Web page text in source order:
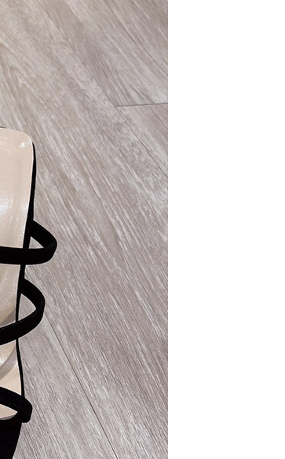
support/home
公司提供之「AFTEE先享後付」服務完成之
內提供個人資料，並將交易相關給付款項請
限公司。
請瀏覽以下網址：
得法定代理人或監護人之同意方可使用
同意申辦者引起之損失，本公司不負相關責
時，將依據個別帳號之用戶狀況，依本公司
；若仍有額度不足之情形，本公司將視審查
使用他人資訊註冊。若發現惡意使用之情
有權停止該用戶之使用額度並採取法律行
以上)免運費
含以上)免運費
含以上)免運費
含以上)免運費